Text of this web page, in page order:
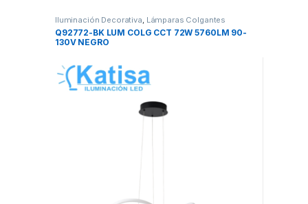
Iluminación Decorativa, Lámparas Colgantes
Q92772-BK LUM COLG CCT 72W 5760LM 90-
130V NEGRO